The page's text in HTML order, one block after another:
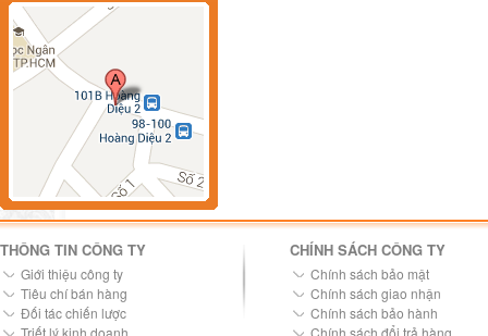
THÔNG TIN CÔNG TY
Giới thiệu công ty
Tiêu chí bán hàng
Đối tác chiến lược
Triết lý kinh doanh
CHÍNH SÁCH CÔNG TY
Chính sách bảo mật
Chính sách giao nhận
Chính sách bảo hành
Chính sách đổi trả hàng